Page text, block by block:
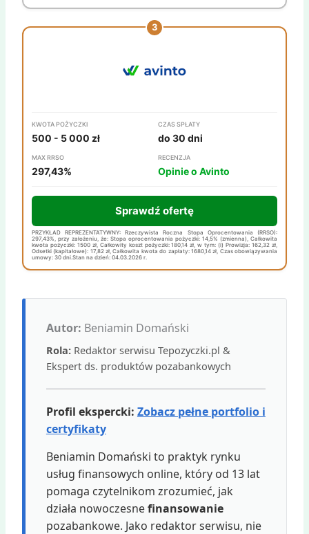
KWOTA POŻYCZKI
500 - 5 000 zł
CZAS SPŁATY
do 30 dni
MAX RRSO
297,43%
RECENZJA
Opinie o Avinto
Sprawdź ofertę
PRZYKŁAD REPREZENTATYWNY: Rzeczywista Roczna Stopa Oprocentowania (RRSO):
297,43%, przy założeniu, że: Stopa oprocentowania pożyczki: 14,5% (zmienna), Całkowita
kwota pożyczki: 1500 zł, Całkowity koszt pożyczki: 180,14 zł, w tym: (i) Prowizja: 162,32 zł,
Odsetki (kapitałowe): 17,82 zł, Całkowita kwota do zapłaty: 1680,14 zł, Czas obowiązywania
umowy: 30 dni.Stan na dzień: 04.03.2026 r.
Autor: Beniamin Domański
Rola: Redaktor serwisu Tepozyczki.pl &
Ekspert ds. produktów pozabankowych
Profil ekspercki: Zobacz pełne portfolio i
certyfikaty
Beniamin Domański to praktyk rynku
usług finansowych online, który od 13 lat
pomaga czytelnikom zrozumieć, jak
działa nowoczesnefinansowanie
pozabankowe. Jako redaktor serwisu, nie